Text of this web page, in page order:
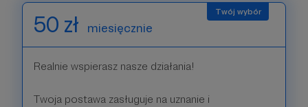
50 zł miesięcznie
Realnie wspierasz nasze działania!
Twoja postawa zasługuje na uznanie i